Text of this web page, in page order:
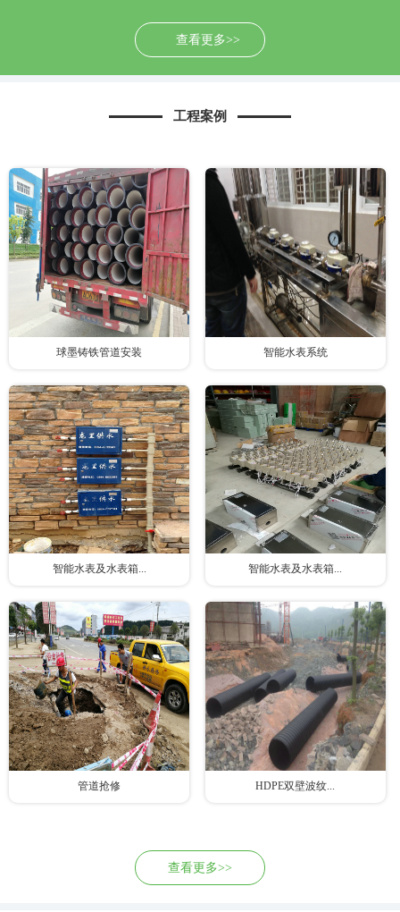
查看更多>>
工程案例
球墨铸铁管道安装 智能水表系统
智能水表及水表箱... 智能水表及水表箱...
管道抢修 HDPE双壁波纹...
查看更多>>